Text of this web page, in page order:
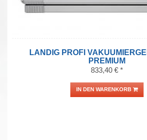
LANDIG PROFI
PREMIUM
833,40 € *
IN DEN WARENKORB